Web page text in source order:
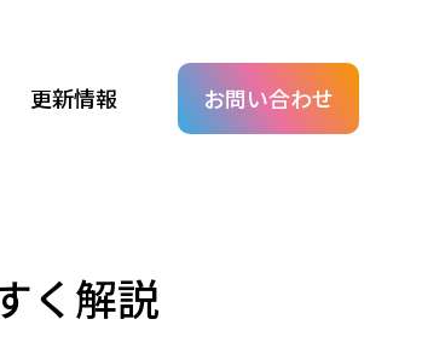
更新情報 お問い合わせ
く解説